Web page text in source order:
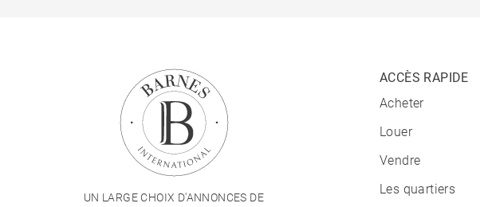
UN LARGE CHOIX D'ANNONCES DE
ACCÈS RAPIDE
Acheter
Louer
Vendre
Les quartiers